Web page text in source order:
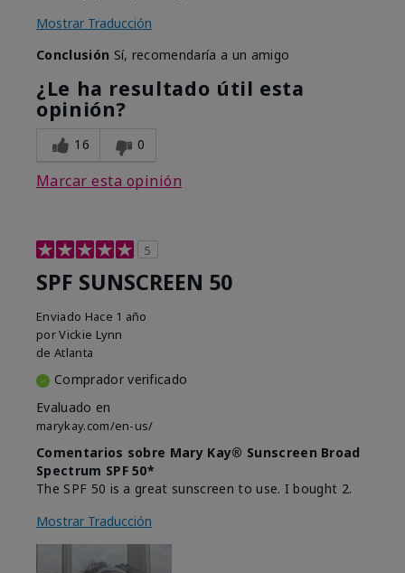
Mostrar Traducción
Conclusión Sí, recomendaría a un amigo
¿Le ha resultado útil esta
opinión?
16 0
Marcar esta opinión
5
SPF SUNSCREEN 50
Enviado Hace 1 año
porVickie Lynn
de Atlanta
Comprador verificado
Evaluado en
marykay.com/en-us/
Comentarios sobre Mary Kay® Sunscreen Broad
Spectrum SPF 50*
The SPF 50 is a great sunscreen to use. I bought 2.
Mostrar Traducción